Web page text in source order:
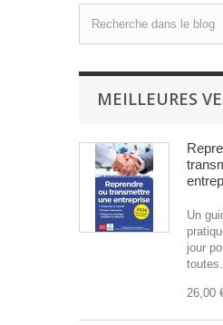
MEILLEURES
Un
jour
26,00